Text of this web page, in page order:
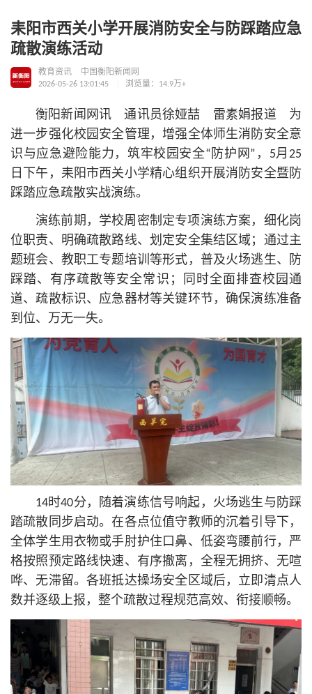
耒阳市西关小学开展消防安全与防踩踏应急
疏散演练活动
教育资讯
中国衡阳新闻网
2026-05-26 13:01:45
浏览量：14.9万+
衡阳新闻网讯 通讯员徐娅喆 雷素娟报道 为
进一步强化校园安全管理，增强全体师生消防安全意
识与应急避险能力，筑牢校园安全“防护网”，5月25
日下午，耒阳市西关小学精心组织开展消防安全暨防
踩踏应急疏散实战演练。
演练前期，学校周密制定专项演练方案，细化岗
位职责、明确疏散路线、划定安全集结区域；通过主
题班会、教职工专题培训等形式，普及火场逃生、防
踩踏、有序疏散等安全常识；同时全面排查校园通
道、疏散标识、应急器材等关键环节，确保演练准备
到位、万无一失。
14时40分，随着演练信号响起，火场逃生与防踩
踏疏散同步启动。在各点位值守教师的沉着引导下，
全体学生用衣物或手肘护住口鼻、低姿弯腰前行，严
格按照预定路线快速、有序撤离，全程无拥挤、无喧
哗、无滞留。各班抵达操场安全区域后，立即清点人
数并逐级上报，整个疏散过程规范高效、衔接顺畅。